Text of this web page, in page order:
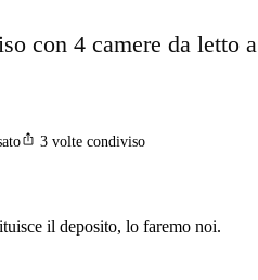
con 4 camere da letto a
ios_share 3 volte condiviso
il deposito, lo faremo noi.